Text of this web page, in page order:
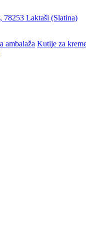
78253 Laktaši (Slatina)
ambalaža Kutije za